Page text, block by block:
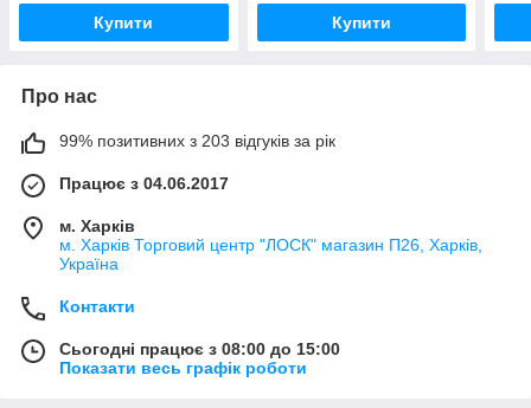
Купити Купити
Про нас
99% позитивних з 203 відгуків за рік
Працює з 04.06.2017
м. Харків
м. Харків Торговий центр "ЛОСК" магазин П26, Харків,
Україна
Контакти
Сьогодні працює з 08:00 до 15:00
Показати весь графік роботи